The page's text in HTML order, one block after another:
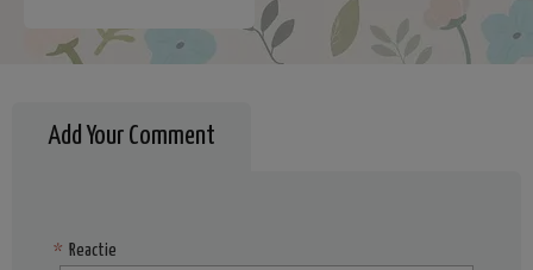
Add Your Comment
Reactie
*